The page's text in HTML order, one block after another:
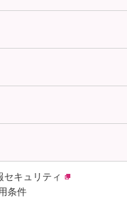
キュリティ
条件